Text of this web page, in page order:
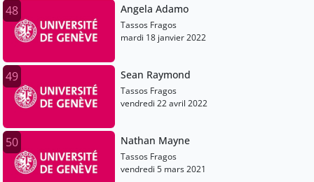
48 Angela Adamo
Tassos Fragos
mardi 18 janvier 2022
49 Sean Raymond
Tassos Fragos
vendredi 22 avril 2022
50 Nathan Mayne
Tassos Fragos
vendredi 5 mars 2021